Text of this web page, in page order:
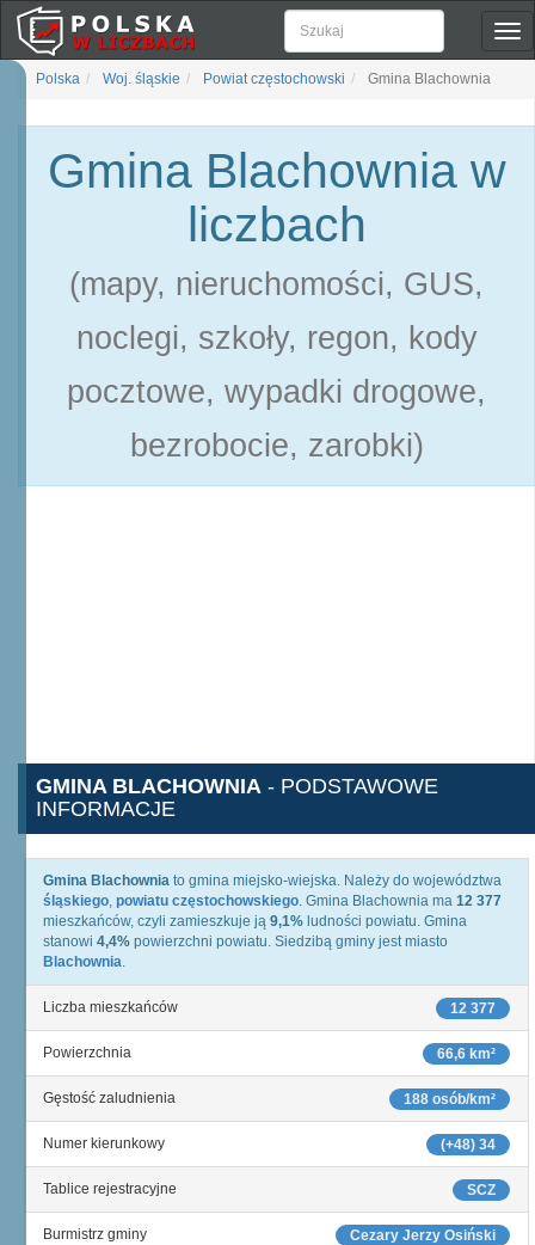
Polska Woj. śląskie Powiat częstochowski Gmina Blachownia
Gmina Blachownia w
liczbach
(mapy, nieruchomości, GUS,
noclegi, szkoły, regon, kody
pocztowe, wypadki drogowe,
bezrobocie, zarobki)
GMINA BLACHOWNIA - PODSTAWOWE
INFORMACJE
Gmina Blachownia to gmina miejsko-wiejska. Należy do województwa
śląskiego, powiatu częstochowskiego. Gmina Blachownia ma 12 377
mieszkańców, czyli zamieszkuje ją 9,1% ludności powiatu. Gmina
stanowi 4,4% powierzchni powiatu. Siedzibą gminy jest miasto
Blachownia.
12 377
Liczba mieszkańców
66,6 km²
Powierzchnia
188 osób/km²
Gęstość zaludnienia
(+48) 34
Numer kierunkowy
SCZ
Tablice rejestracyjne
Cezary Jerzy Osiński
Burmistrz gminy